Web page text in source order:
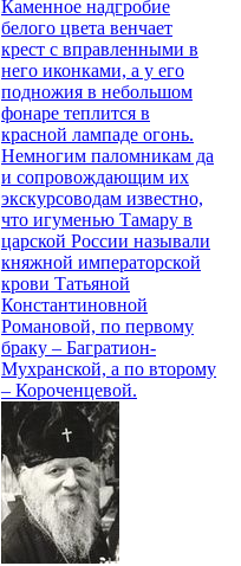
Каменное надгробие
белого цвета венчает
крест с вправленными в
него иконками, а у его
подножия в небольшом
фонаре теплится в
красной лампаде огонь.
Немногим паломникам да
и сопровождающим их
экскурсоводам известно,
что игуменью Тамару в
царской России называли
княжной императорской
крови Татьяной
Константиновной
Романовой, по первому
браку – Багратион-
Мухранской, а по второму
– Короченцевой.